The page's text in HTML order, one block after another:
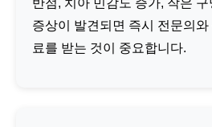
반점, 치아 민감도 증가, 작은
증상이 발견되면 즉시 전문의와
료를 받는 것이 중요합니다.